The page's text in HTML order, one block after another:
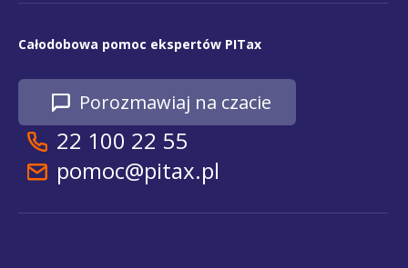
Całodobowa pomoc ekspertów PITax
Porozmawiaj na czacie
22 100 22 55
pomoc@pitax.pl